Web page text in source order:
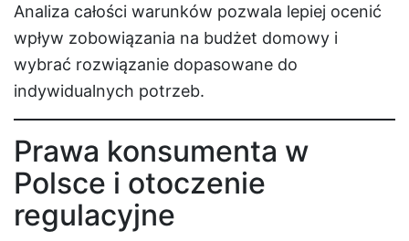
Analiza całości warunków pozwala lepiej ocenić
wpływ zobowiązania na budżet domowy i
wybrać rozwiązanie dopasowane do
indywidualnych potrzeb.
Prawa konsumenta w
Polsce i otoczenie
regulacyjne